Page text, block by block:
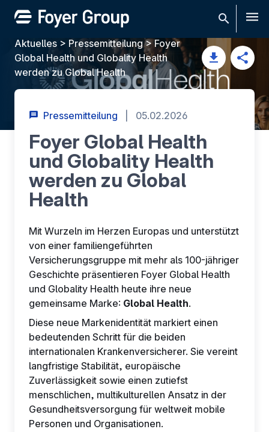
DE
Aktuelles > Pressemitteilung> Foyer
Global Health und Globality Health
werden zu Global Health
Pressemitteilung 05.02.2026
Foyer Global Health
und Globality Health
werden zu Global
Health
Mit Wurzeln im Herzen Europas und unterstützt
von einer familiengeführten
Versicherungsgruppe mit mehr als 100-jähriger
Geschichte präsentieren Foyer Global Health
und Globality Health heute ihre neue
gemeinsame Marke: Global Health.
Diese neue Markenidentität markiert einen
bedeutenden Schritt für die beiden
internationalen Krankenversicherer. Sie vereint
langfristige Stabilität, europäische
Zuverlässigkeit sowie einen zutiefst
menschlichen, multikulturellen Ansatz in der
Gesundheitsversorgung für weltweit mobile
Personen und Organisationen.